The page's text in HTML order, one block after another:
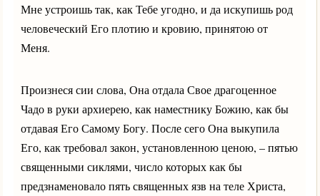
Мне устроишь так, как Тебе угодно, и да искупишь род
человеческий Его плотию и кровию, принятою от
Меня.
Произнеся сии слова, Она отдала Свое драгоценное
Чадо в руки архиерею, как наместнику Божию, как бы
отдавая Его Самому Богу. После сего Она выкупила
Его, как требовал закон, установленною ценою, – пятью
священными сиклями, число которых как бы
предзнаменовало пять священных язв на теле Христа,